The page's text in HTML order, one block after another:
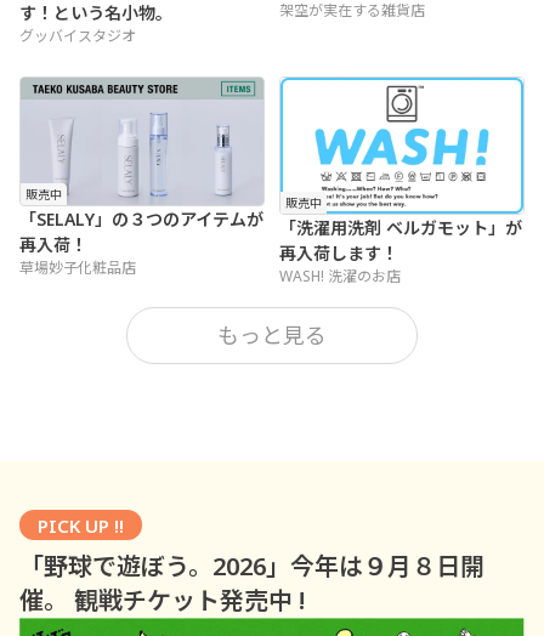
す！という名小物。
グッバイスタジオ
架空が実在する雑貨店
販売中
「SELALY」の３つのアイテムが
再入荷！
草場妙子化粧品店
販売中
「洗濯用洗剤 ベルガモット」が
再入荷します！
WASH! 洗濯のお店
もっと見る
PICK UP !!
「野球で遊ぼう。2026」今年は９月８日開
催。 観戦チケット発売中 !